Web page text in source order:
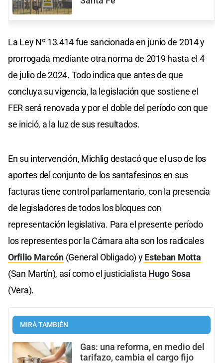
La Ley Nº 13.414 fue sancionada en junio de 2014 y
prorrogada mediante otra norma de 2019 hasta el 4
de julio de 2024. Todo indica que antes de que
concluya su vigencia, la legislación que sostiene el
FER será renovada y por el doble del período con que
se inició, a la luz de sus resultados.
En su intervención, Michlig destacó que el uso de los
aportes del conjunto de los santafesinos en sus
facturas tiene control parlamentario, con la presencia
de legisladores de todos los bloques con
representación legislativa. Para el presente período
los representes por la Cámara alta son los radicales
Orfilio Marcón(General Obligado) yEsteban Motta
(San Martín), así como el justicialista Hugo Sosa
(Vera).
MIRÁ TAMBIÉN
Gas: una reforma, en medio del
tarifazo, cambia el cargo fijo